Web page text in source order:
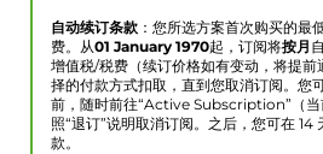
自动续订条款 ：您所选方案首次购买的最
费。从01 January 1970起，订阅将按月
增值税/税费（续订价格如有变动，将提
择的付款方式扣取，直到您取消订阅。您
前，随时前往“Active Subscription”（当
照“退订”说明取消订阅。之后，您可在 14
款。